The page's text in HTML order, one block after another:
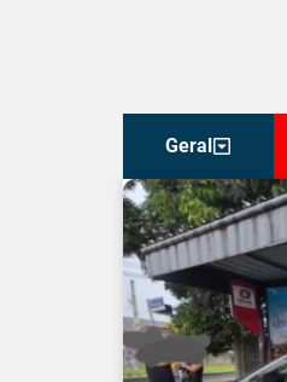
Geral